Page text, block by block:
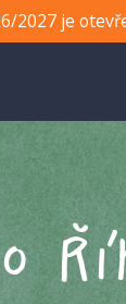
2027 je